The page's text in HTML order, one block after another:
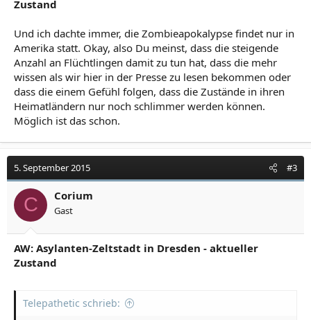
Zustand
Und ich dachte immer, die Zombieapokalypse findet nur in
Amerika statt. Okay, also Du meinst, dass die steigende
Anzahl an Flüchtlingen damit zu tun hat, dass die mehr
wissen als wir hier in der Presse zu lesen bekommen oder
dass die einem Gefühl folgen, dass die Zustände in ihren
Heimatländern nur noch schlimmer werden können.
Möglich ist das schon.
5. September 2015 #3
C Corium
Gast
AW: Asylanten-Zeltstadt in Dresden - aktueller
Zustand
Telepathetic schrieb: